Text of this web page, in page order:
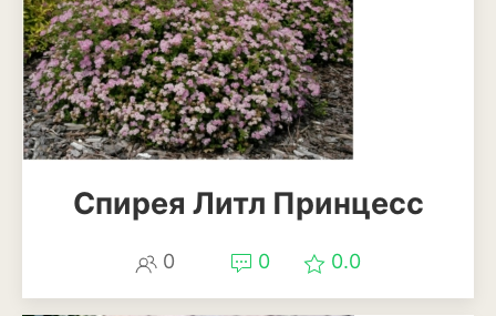
Петуния
Пионы
Рододендрон
Роза
РудбекияСпирея Литл Принцесс
0 0 0.0